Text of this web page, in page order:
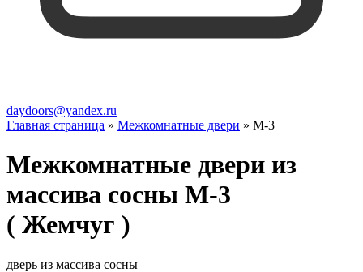
daydoors@yandex.ru
Главная страница » Межкомнатные двери » М-3
Межкомнатные двери из
массива сосны М-3
( Жемчуг )
дверь из массива сосны